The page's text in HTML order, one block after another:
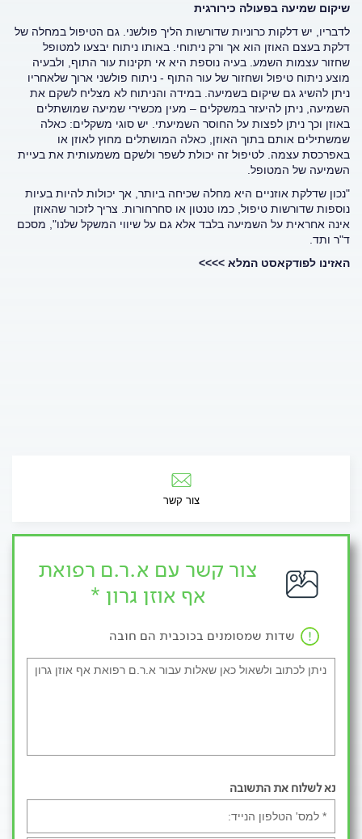
שיקום שמיעה בפעולה כירורגית
לדבריו, יש דלקות כרוניות שדורשות הליך פולשני. גם הטיפול במחלה של
דלקת בעצם האוזן הוא אך ורק ניתוחי. באותו ניתוח יבצעו למטופל
שחזור עצמות השמע. בעיה נוספת היא אי תקינות עור התוף, ולבעיה
מוצע ניתוח טיפול ושחזור של עור התוף - ניתוח פולשני ארוך שלאחריו
ניתן להשיג גם שיקום בשמיעה. במידה והניתוח לא מצליח לשקם את
השמיעה, ניתן להיעזר במשקלים – מעין מכשירי שמיעה שמושתלים
באוזן וכך ניתן לפצות על החוסר השמיעתי. יש סוגי משקלים: כאלה
שמשתילים אותם בתוך האוזן, כאלה המושתלים מחוץ לאוזן או
באפרכסת עצמה. לטיפול זה יכולת לשפר ולשקם משמעותית את בעיית
השמיעה של המטופל.
"נכון שדלקת אוזניים היא מחלה שכיחה ביותר, אך יכולות להיות בעיות
נוספות שדורשות טיפול, כמו טנטון או סחרחורות. צריך לזכור שהאוזן
אינה אחראית על השמיעה בלבד אלא גם על שיווי המשקל שלנו", מסכם
ד"ר ותד.
האזינו לפודקאסט המלא >>>>
צור קשר
צור קשר עם א.ר.ם רפואת
אף אוזן גרון *
שדות שמסומנים בכוכבית הם חובה
נא לשלוח את התשובה